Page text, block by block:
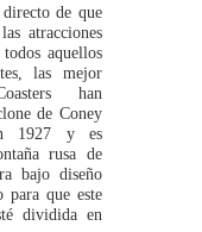
directo de que
atracciones
aquellos
las mejor
han
de Coney
1927 y es
rusa de
bajo diseño
que este
dividida en